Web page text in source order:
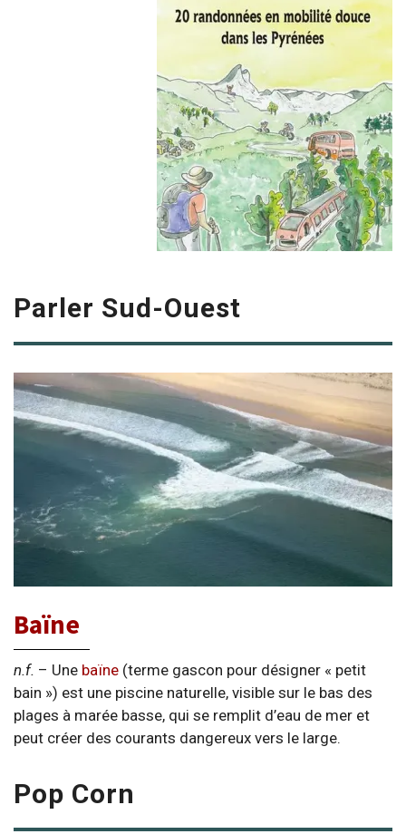
Parler Sud-Ouest
Baïne
n.f. – Une baïne (terme gascon pour désigner « petit
bain ») est une piscine naturelle, visible sur le bas des
plages à marée basse, qui se remplit d’eau de mer et
peut créer des courants dangereux vers le large.
Pop Corn